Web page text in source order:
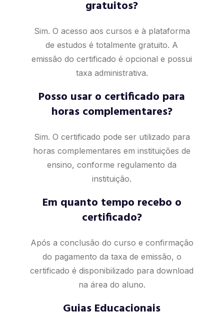
gratuitos?
Sim. O acesso aos cursos e à plataforma
de estudos é totalmente gratuito. A
emissão do certificado é opcional e possui
taxa administrativa.
Posso usar o certificado para
horas complementares?
Sim. O certificado pode ser utilizado para
horas complementares em instituições de
ensino, conforme regulamento da
instituição.
Em quanto tempo recebo o
certificado?
Após a conclusão do curso e confirmação
do pagamento da taxa de emissão, o
certificado é disponibilizado para download
na área do aluno.
Guias Educacionais